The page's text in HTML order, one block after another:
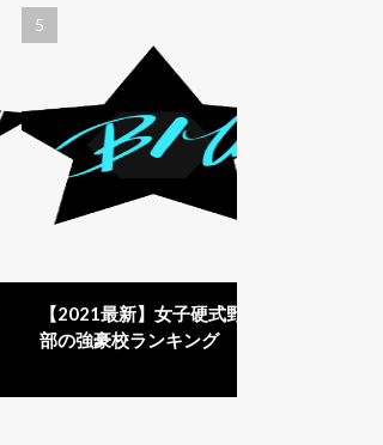
【2021最新】女子硬式野球
部の強豪校ランキング